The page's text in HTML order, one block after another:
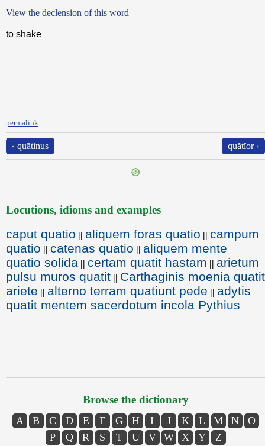
View the declension of this word
to shake
permalink
‹ quātinus quătĭor ›
Locutions, idioms and examples
caput quatio || aliquem foras quatio || campum
quatio || catenas quatio || aliquem mente
quatio solida || certam quatit hastam || arietum
pulsu muros quatit || Carthaginis moenia quatit
ariete || alterno terram quatiunt pede || adytis
quatit mentem sacerdotum incola Pythius
Browse the dictionary
A B C D E F G H I J K L M N
O
P
Q R S T U V W X Y Z